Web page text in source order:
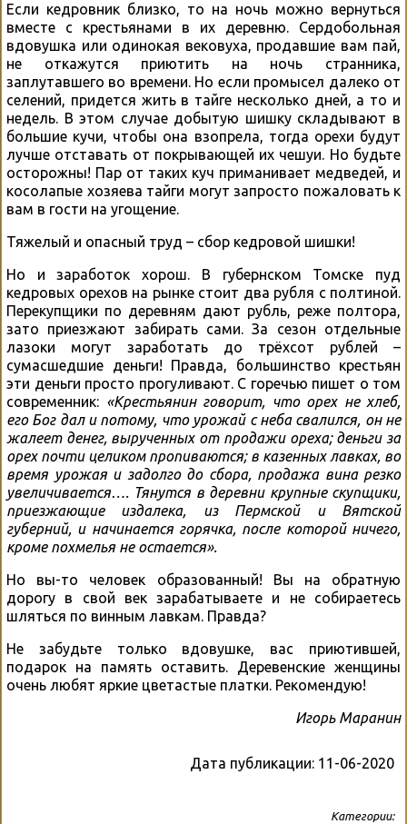
Если кедровник близко, то на ночь можно вернуться
вместе с крестьянами в их деревню. Сердобольная
вдовушка или одинокая вековуха, продавшие вам пай,
не откажутся приютить на ночь странника,
заплутавшего во времени. Но если промысел далеко от
селений, придется жить в тайге несколько дней, а то и
недель. В этом случае добытую шишку складывают в
большие кучи, чтобы она взопрела, тогда орехи будут
лучше отставать от покрывающей их чешуи. Но будьте
осторожны! Пар от таких куч приманивает медведей, и
косолапые хозяева тайги могут запросто пожаловать к
вам в гости на угощение.
Тяжелый и опасный труд – сбор кедровой шишки!
Но и заработок хорош. В губернском Томске пуд
кедровых орехов на рынке стоит два рубля с полтиной.
Перекупщики по деревням дают рубль, реже полтора,
зато приезжают забирать сами. За сезон отдельные
лазоки могут заработать до трёхсот рублей –
сумасшедшие деньги! Правда, большинство крестьян
эти деньги просто прогуливают. С горечью пишет о том
современник: «Крестьянин говорит, что орех не хлеб,
его Бог дал и потому, что урожай с неба свалился, он не
жалеет денег, вырученных от продажи ореха; деньги за
орех почти целиком пропиваются; в казенных лавках, во
время урожая и задолго до сбора, продажа вина резко
увеличивается…. Тянутся в деревни крупные скупщики,
приезжающие издалека, из Пермской и Вятской
губерний, и начинается горячка, после которой ничего,
кроме похмелья не остается».
Но вы-то человек образованный! Вы на обратную
дорогу в свой век зарабатываете и не собираетесь
шляться по винным лавкам. Правда?
Не забудьте только вдовушке, вас приютившей,
подарок на память оставить. Деревенские женщины
очень любят яркие цветастые платки. Рекомендую!
Игорь Маранин
Дата публикации: 11-06-2020
Категории: